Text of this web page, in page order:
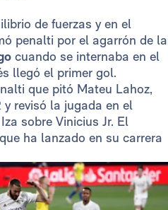
de fuerzas y en el
penalti por el agarrón de la
cuando se internaba en el
llegó el primer gol.
que pitó Mateu Lahoz,
y revisó la jugada en el
sobre Vinicius Jr. El
ha lanzado en su carrera